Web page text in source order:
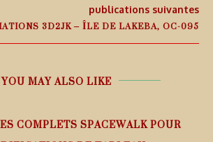
publications suivantes
3D2JK – ÎLE DE LAKEBA, OC-095
YOU MAY ALSO LIKE
COMPLETS SPACEWALK POUR